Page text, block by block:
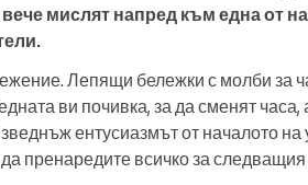
мислят напред към една от
Лепящи бележки с молби за
ви почивка, за да сменят часа,
ентусиазмът от началото на
пренаредите всичко за следващия